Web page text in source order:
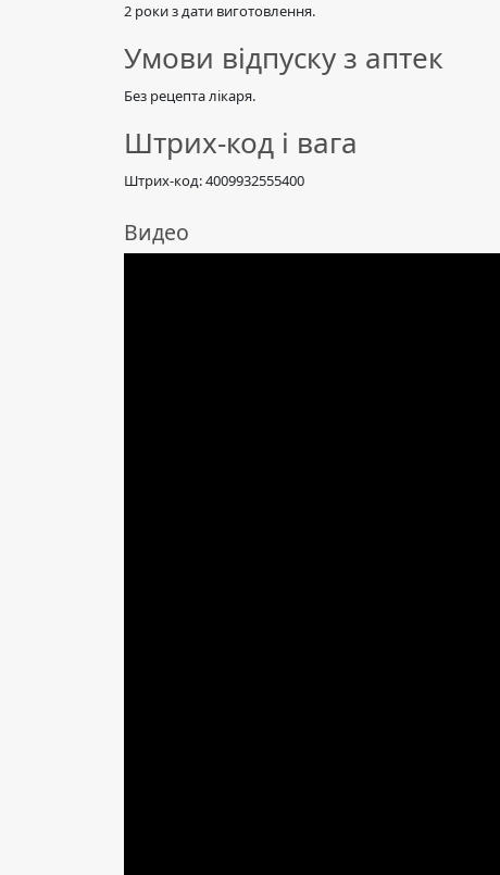
2 роки з дати виготовлення.
Умови відпуску з аптек
Без рецепта лікаря.
Штрих-код і вага
Штрих-код: 4009932555400
Видео